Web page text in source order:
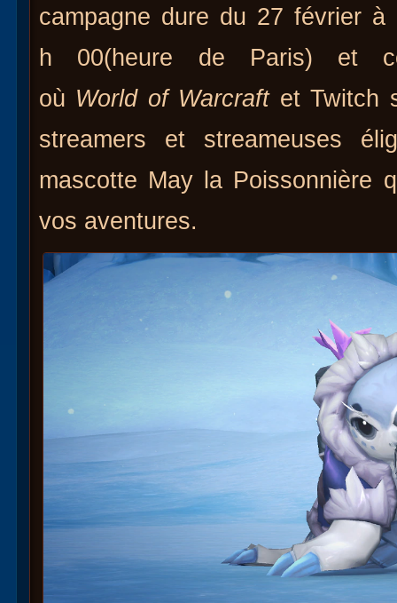
campagne dure du 27 février
h 00(heure de Paris) et
où World of Warcraftet Twitch
streamers et streameuses
mascotte May la Poissonnière
vos aventures.